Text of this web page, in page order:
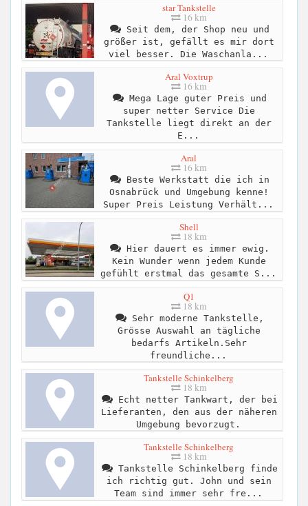
star Tankstelle
16 km
Seit dem, der Shop neu und
größer ist, gefällt es mir dort
viel besser. Die Waschanla...
Aral Voxtrup
16 km
Mega Lage guter Preis und
super netter Service Die
Tankstelle liegt direkt an der
E...
Aral
16 km
Beste Werkstatt die ich in
Osnabrück und Umgebung kenne!
Super Preis Leistung Verhält...
Shell
18 km
Hier dauert es immer ewig.
Kein Wunder wenn jedem Kunde
gefühlt erstmal das gesamte S...
Q1
18 km
Sehr moderne Tankstelle,
Grösse Auswahl an tägliche
bedarfs Artikeln.Sehr
freundliche...
Tankstelle Schinkelberg
18 km
Echt netter Tankwart, der bei
Lieferanten, den aus der näheren
Umgebung bevorzugt.
Tankstelle Schinkelberg
18 km
Tankstelle Schinkelberg finde
ich richtig gut. John und sein
Team sind immer sehr fre...